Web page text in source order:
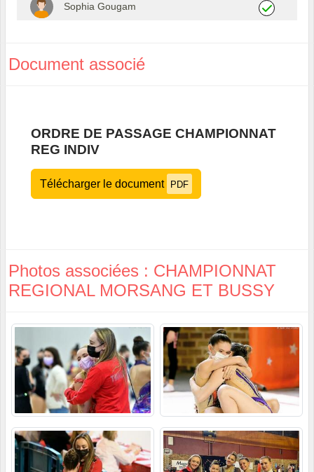
Sophia Gougam
Document associé
ORDRE DE PASSAGE CHAMPIONNAT
REG INDIV
Télécharger le document PDF
Photos associées : CHAMPIONNAT
REGIONAL MORSANG ET BUSSY